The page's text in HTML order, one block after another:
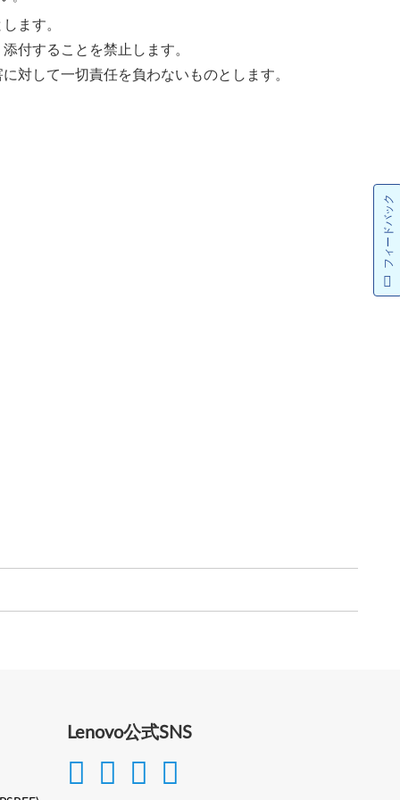
ます。
付することを禁止します。
対して一切責任を負わないものとします。
Lenovo公式SNS
フィードバック